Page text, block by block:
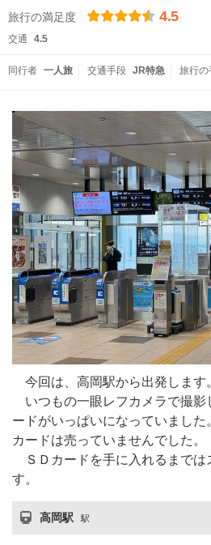
旅行の満足度 4.5
交通 4.5
同行者 一人旅 交通手段 JR特急 旅行の
今回は、高岡駅から出発します
いつもの一眼レフカメラで撮影
ードがいっぱいになっていました
カードは売っていませんでした。
ＳＤカードを手に入れるまでは
す。
高岡駅 駅